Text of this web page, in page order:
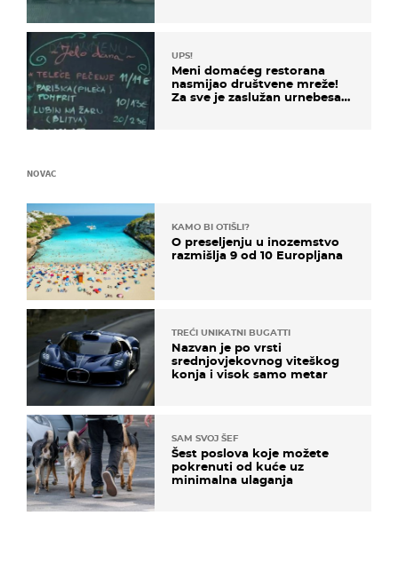
UPS!
Meni domaćeg restorana
nasmijao društvene mreže!
Za sve je zaslužan urnebesan
NOVAC
KAMO BI OTIŠLI?
O preseljenju u inozemstvo
razmišlja 9 od 10 Europljana
TREĆI UNIKATNI BUGATTI
Nazvan je po vrsti
srednjovjekovnog viteškog
konja i visok samo metar
SAM SVOJ ŠEF
Šest poslova koje možete
pokrenuti od kuće uz
minimalna ulaganja